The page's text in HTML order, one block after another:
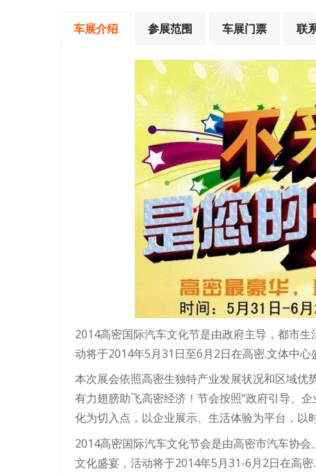
车展介绍 参展范围 车展门票 联
2014高密国际汽车文化节是由政府主导，都市
动将于2014年5月31日至6月2日在高密.文体中心
本次展会依照高密生独特产业发展状况和区域
有力翅膀助飞高密经济！节会按照“政府引导、
化为切入点，以企业展示、生活体验为平台，以
2014高密国际汽车文化节会是由高密市汽车协
文化盛宴，活动将于2014年5月31-6月2日在高密